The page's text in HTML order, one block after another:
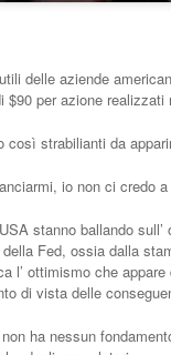
delle aziende
$90 per azione
così strabilianti da
io non ci credo
stanno ballando
Fed, ossia dalla
l’ ottimismo che
di vista delle
ha nessun